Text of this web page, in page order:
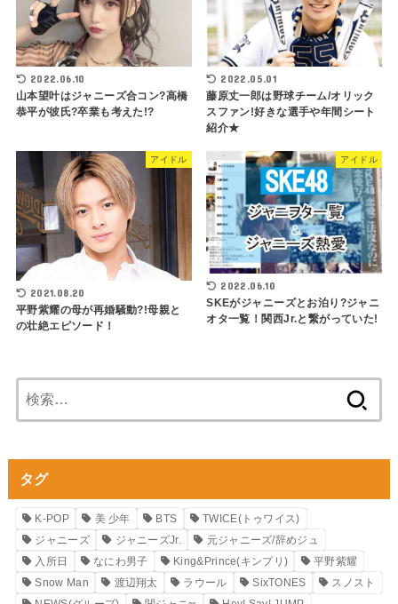
2022.06.10
山本望叶はジャニーズ合コン?高橋
恭平が彼氏?卒業も考えた!?
2022.05.01
藤原丈一郎は野球チーム/オリック
スファン!好きな選手や年間シート
紹介★
アイドル
2021.08.20
平野紫耀の母が再婚騒動?!母親と
の壮絶エピソード！
アイドル
2022.06.10
SKEがジャニーズとお泊り?ジャニ
オタ一覧！関西Jr.と繋がっていた!
索:
タグ
K-POP 美 少年 BTS
TWICE(トゥワイス)
ジャニーズ
ジャニーズJr.
元ジャニーズ/辞めジュ
入所日
なにわ男子 King&Prince(キンプリ)
平野紫耀
Snow Man
渡辺翔太 ラウール SixTONES
スノスト